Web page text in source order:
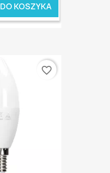
DO KOSZYKA
favorite_border